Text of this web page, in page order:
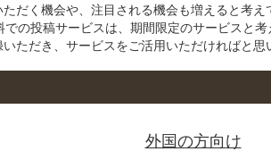
だく機会や、注目される機会も増えると考え
の投稿サービスは、期間限定のサービスと
ただき、サービスをご活用いただければと思
外国の方向け